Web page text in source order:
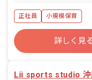
正社員 小規模保育
詳しく見
Lii sports studio 沖